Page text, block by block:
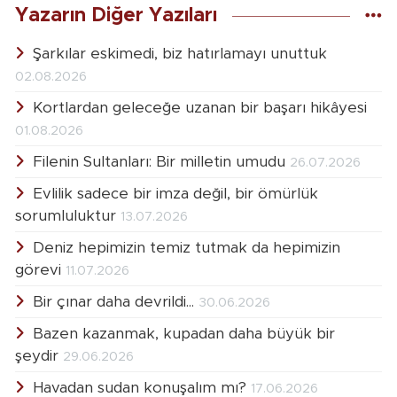
Yazarın Diğer Yazıları
Şarkılar eskimedi, biz hatırlamayı unuttuk
02.08.2026
Kortlardan geleceğe uzanan bir başarı hikâyesi
01.08.2026
Filenin Sultanları: Bir milletin umudu 26.07.2026
Evlilik sadece bir imza değil, bir ömürlük
sorumluluktur 13.07.2026
Deniz hepimizin temiz tutmak da hepimizin
görevi 11.07.2026
Bir çınar daha devrildi... 30.06.2026
Bazen kazanmak, kupadan daha büyük bir
şeydir 29.06.2026
Havadan sudan konuşalım mı? 17.06.2026